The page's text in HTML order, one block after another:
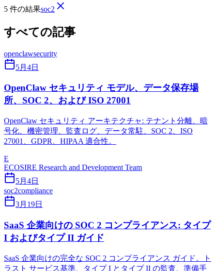
5 件の結果soc2
すべての記事
openclawsecurity
5月4日
OpenClaw セキュリティ モデル、データ保存場
所、SOC 2、および ISO 27001
OpenClaw セキュリティ アーキテクチャ: テナント分離、暗
号化、機密管理、監査ログ、データ常駐、SOC 2、ISO
27001、GDPR、HIPAA 適合性。
E
ECOSIRE Research and Development Team
5月4日
soc2compliance
3月19日
SaaS 企業向けの SOC 2 コンプライアンス: タイプ
I およびタイプ II ガイド
SaaS 企業向けの完全な SOC 2 コンプライアンス ガイド。ト
ラスト サービス基準、タイプ I とタイプ II の監査、準備手